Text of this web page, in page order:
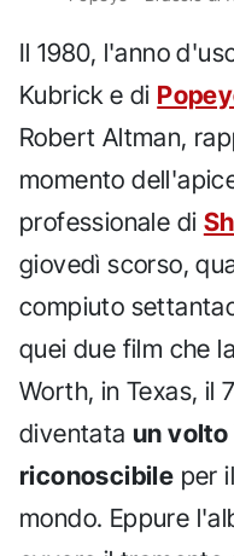
Il 1980, l'anno
Kubrick e di
Robert Altman,
momento
professionale di
giovedì scorso,
compiuto
quei due film che
Worth, in Texas, il
diventata un
riconoscibile per
mondo. Eppure